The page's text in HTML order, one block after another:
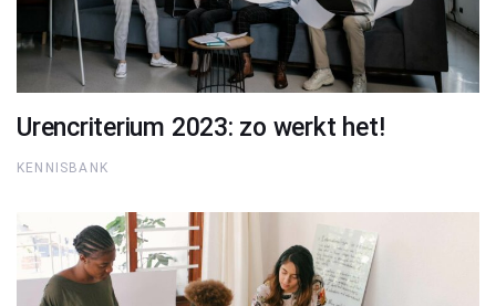
Urencriterium 2023: zo werkt het!
KENNISBANK